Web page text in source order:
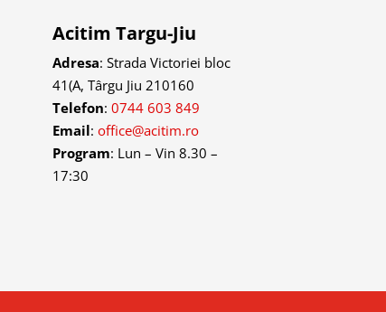
Acitim Targu-Jiu
Adresa: Strada Victoriei bloc
41(A, Târgu Jiu 210160
Telefon: 0744 603 849
Email: office@acitim.ro
Program: Lun – Vin 8.30 –
17:30